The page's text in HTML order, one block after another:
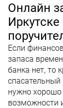
Онлайн
Если
запаса
банка нет, то
спасательный
нужно хорошо
возможности